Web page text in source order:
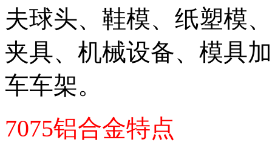
夫球头、鞋模、纸塑模
夹具、机械设备、模具
车车架。
7075铝合金特点